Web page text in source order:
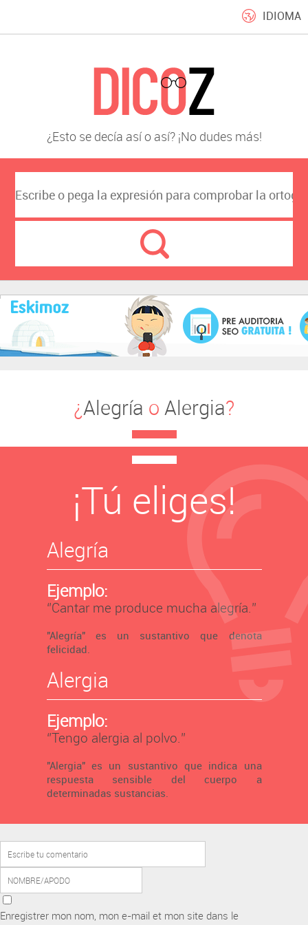
IDIOMA
¿Esto se decía así o así? ¡No dudes más!
¿Alegría o Alergia?
¡Tú eliges!
Alegría
Ejemplo:
‘’Cantar me produce mucha alegría.’’
"Alegría" es un sustantivo que denota
felicidad.
Alergia
Ejemplo:
‘’Tengo alergia al polvo.’’
"Alergia" es un sustantivo que indica una
respuesta sensible del cuerpo a
determinadas sustancias.
Enregistrer mon nom, mon e-mail et mon site dans le